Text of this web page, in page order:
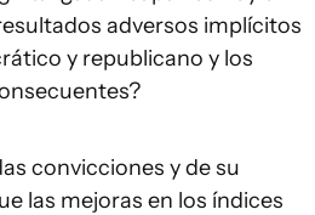
adversos implícitos
y republicano y los
convicciones y de su
las mejoras en los índices